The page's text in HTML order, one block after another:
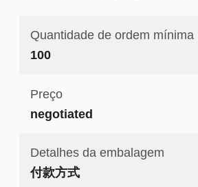
Quantidade de ordem mínima
100
Preço
negotiated
Detalhes da embalagem
付款方式